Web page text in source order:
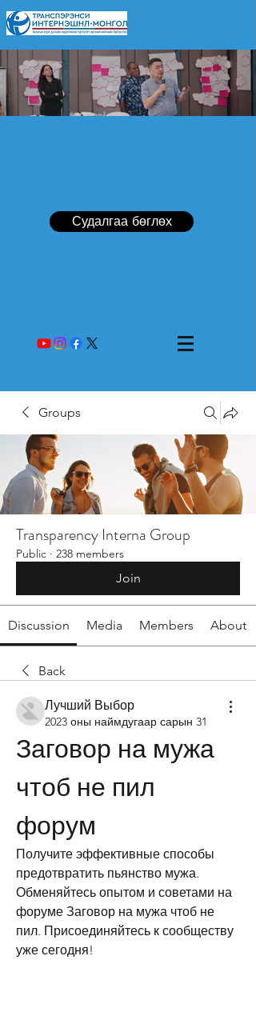
Судалгаа бөглөх
Groups
Transparency Interna Group
Public · 238 members
Join
Discussion Media Members About
Back
Лучший Выбор
2023 оны наймдугаар сарын 31
Заговор на мужа
чтоб не пил
форум
Получите эффективные способы
предотвратить пьянство мужа.
Обменяйтесь опытом и советами на
форуме Заговор на мужа чтоб не
пил. Присоединяйтесь к сообществу
уже сегодня!